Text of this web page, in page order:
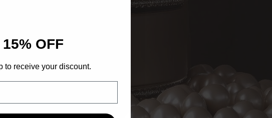
15% OFF
to receive your discount.